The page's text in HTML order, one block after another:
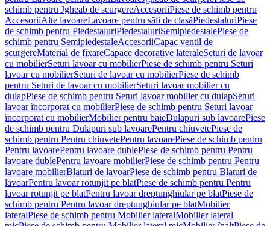
schimb pentru Jgheab de scurgereAccesoriiPiese de schimb pentru
AccesoriiAlte lavoareLavoare pentru săli de clasăPiedestaluriPiese
de schimb pentru PiedestaluriPiedestaluriSemipiedestalePiese de
schimb pentru SemipiedestaleAccesoriiCapac ventil de
scurgereMaterial de fixareCapace decorative lateraleSeturi de lavoar
cu mobilierSeturi lavoar cu mobilierPiese de schimb pentru Seturi
lavoar cu mobilierSeturi de lavoar cu mobilierPiese de schimb
pentru Seturi de lavoar cu mobilierSeturi lavoar mobilier cu
dulapPiese de schimb pentru Seturi lavoar mobilier cu dulapSeturi
lavoar încorporat cu mobilierPiese de schimb pentru Seturi lavoar
încorporat cu mobilierMobilier pentru baieDulapuri sub lavoarePiese
de schimb pentru Dulapuri sub lavoarePentru chiuvetePiese de
schimb pentru Pentru chiuvetePentru lavoarePiese de schimb pentru
Pentru lavoarePentru lavoare dublePiese de schimb pentru Pentru
lavoare dublePentru lavoare mobilierPiese de schimb pentru Pentru
lavoare mobilierBlaturi de lavoarPiese de schimb pentru Blaturi de
lavoarPentru lavoar rotunjit pe blatPiese de schimb pentru Pentru
lavoar rotunjit pe blatPentru lavoar dreptunghiular pe blatPiese de
schimb pentru Pentru lavoar dreptunghiular pe blatMobilier
lateralPiese de schimb pentru Mobilier lateralMobilier lateral